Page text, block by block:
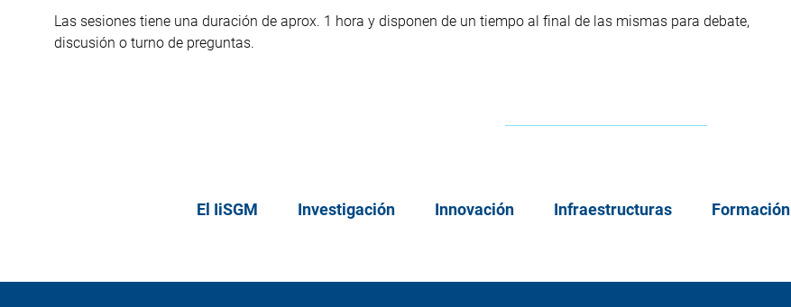
Las sesiones tiene una duración de aprox. 1 hora y disponen de un tiempo al final de las mismas para debate,
discusión o turno de preguntas.
El IiSGM Investigación Innovación Infraestructuras Formación